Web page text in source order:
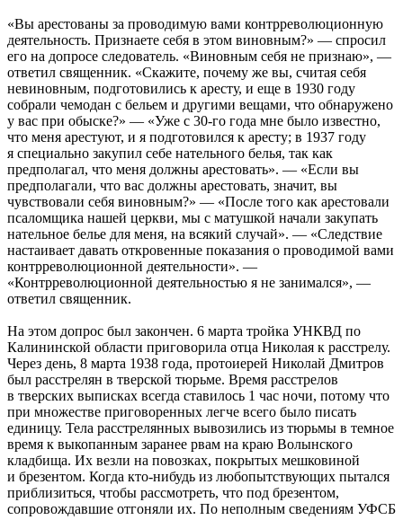
«Вы арестованы за проводимую вами контрреволюционную
деятельность. Признаете себя в этом виновным?» — спросил
его на допросе следователь. «Виновным себя не признаю», —
ответил священник. «Скажите, почему же вы, считая себя
невиновным, подготовились к аресту, и еще в 1930 году
собрали чемодан с бельем и другими вещами, что обнаружено
у вас при обыске?» — «Уже с 30-го года мне было известно,
что меня арестуют, и я подготовился к аресту; в 1937 году
я специально закупил себе нательного белья, так как
предполагал, что меня должны арестовать». — «Если вы
предполагали, что вас должны арестовать, значит, вы
чувствовали себя виновным?» — «После того как арестовали
псаломщика нашей церкви, мы с матушкой начали закупать
нательное белье для меня, на всякий случай». — «Следствие
настаивает давать откровенные показания о проводимой вами
контрреволюционной деятельности». —
«Контрреволюционной деятельностью я не занимался», —
ответил священник.
На этом допрос был закончен. 6 марта тройка УНКВД по
Калининской области приговорила отца Николая к расстрелу.
Через день, 8 марта 1938 года, протоиерей Николай Дмитров
был расстрелян в тверской тюрьме. Время расстрелов
в тверских выписках всегда ставилось 1 час ночи, потому что
при множестве приговоренных легче всего было писать
единицу. Тела расстрелянных вывозились из тюрьмы в темное
время к выкопанным заранее рвам на краю Волынского
кладбища. Их везли на повозках, покрытых мешковиной
и брезентом. Когда кто-нибудь из любопытствующих пытался
приблизиться, чтобы рассмотреть, что под брезентом,
сопровождавшие отгоняли их. По неполным сведениям УФСБ